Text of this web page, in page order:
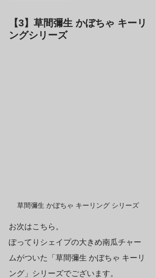
【3】草間彌生 かぼちゃ キーリ
ングシリーズ
草間彌生 かぼちゃ キーリング シリーズ
お次はこちら。
ぽってりシェイプの大きめ南瓜チャー
ムがついた「草間彌生 かぼちゃ キーリ
ング」シリーズでございます。